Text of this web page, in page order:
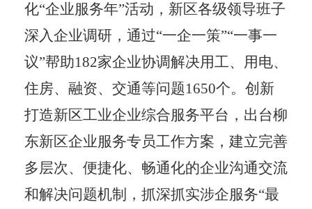
化“企业服务年”活动，新区各级领导班子
深入企业调研，通过“一企一策”“一事一
议”帮助182家企业协调解决用工、用电、
住房、融资、交通等问题1650个。创新
打造新区工业企业综合服务平台，出台柳
东新区企业服务专员工作方案，建立完善
多层次、便捷化、畅通化的企业沟通交流
和解决问题机制，抓深抓实涉企服务“最